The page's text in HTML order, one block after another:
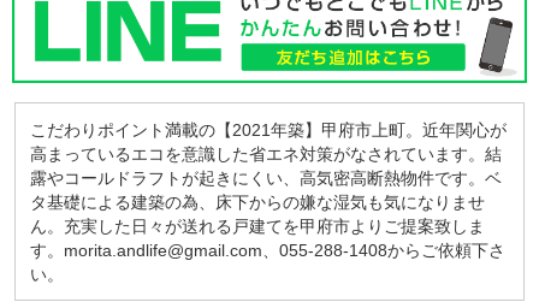
こだわりポイント満載の【2021年築】甲府市上町。近年関心が
高まっているエコを意識した省エネ対策がなされています。結
露やコールドラフトが起きにくい、高気密高断熱物件です。ベ
タ基礎による建築の為、床下からの嫌な湿気も気になりませ
ん。充実した日々が送れる戸建てを甲府市よりご提案致しま
す。morita.andlife@gmail.com、055-288-1408からご依頼下さ
い。